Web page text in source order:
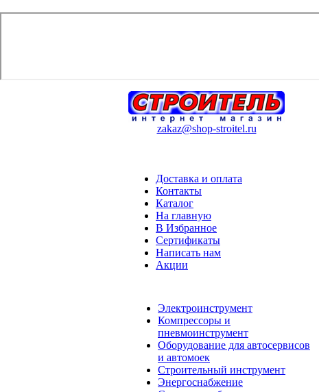
zakaz@shop-stroitel.ru
Доставка и оплата
Контакты
Каталог
На главную
В Избранное
Сертификаты
Написать нам
Акции
Электроинструмент
Компрессоры и
пневмоинструмент
Оборудование для автосервисов
и автомоек
Строительный инструмент
Энергоснабжение